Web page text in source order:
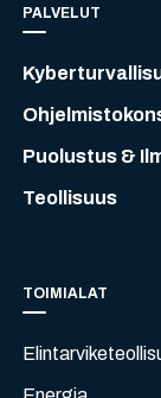
PALVELUT
Puolustus &
Teollisuus
TOIMIALAT